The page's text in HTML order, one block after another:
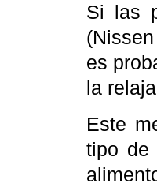
Si las
es
la
Este
tipo de